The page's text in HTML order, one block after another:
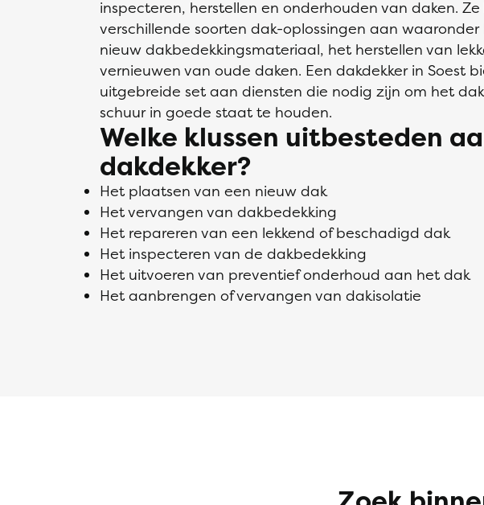
inspecteren, herstellen en onderhouden van daken.
verschillende soorten dak-oplossingen aan
nieuw dakbedekkingsmateriaal, het herstellen van
vernieuwen van oude daken. Een dakdekker in Soest
uitgebreide set aan diensten die nodig zijn om het
schuur in goede staat te houden.
Welke klussen uitbesteden
dakdekker?
Het plaatsen van een nieuw dak
Het vervangen van dakbedekking
Het repareren van een lekkend of beschadigd dak
Het inspecteren van de dakbedekking
Het uitvoeren van preventief onderhoud aan het dak
Het aanbrengen of vervangen van dakisolatie